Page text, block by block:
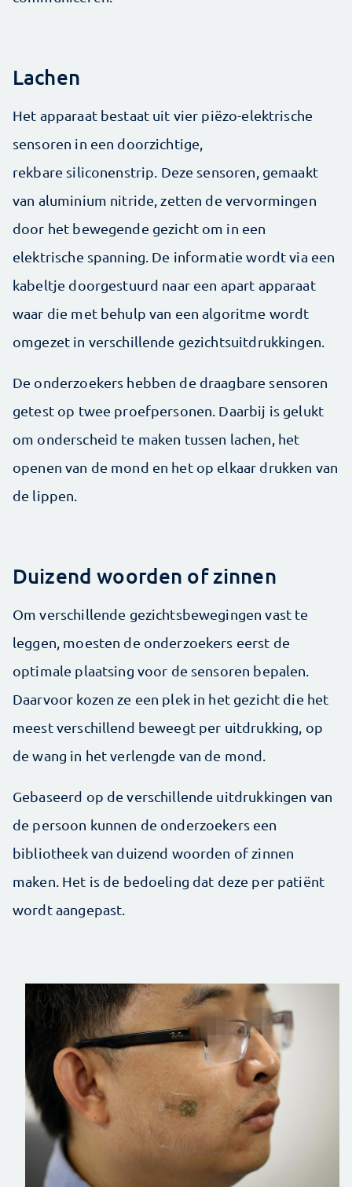
Lachen
Het apparaat bestaat uit vier piëzo-elektrische
sensoren in een doorzichtige,
rekbare siliconenstrip. Deze sensoren, gemaakt
van aluminium nitride, zetten de vervormingen
door het bewegende gezicht om in een
elektrische spanning. De informatie wordt via een
kabeltje doorgestuurd naar een apart apparaat
waar die met behulp van een algoritme wordt
omgezet in verschillende gezichtsuitdrukkingen.
De onderzoekers hebben de draagbare sensoren
getest op twee proefpersonen. Daarbij is gelukt
om onderscheid te maken tussen lachen, het
openen van de mond en het op elkaar drukken van
de lippen.
Duizend woorden of zinnen
Om verschillende gezichtsbewegingen vast te
leggen, moesten de onderzoekers eerst de
optimale plaatsing voor de sensoren bepalen.
Daarvoor kozen ze een plek in het gezicht die het
meest verschillend beweegt per uitdrukking, op
de wang in het verlengde van de mond.
Gebaseerd op de verschillende uitdrukkingen van
de persoon kunnen de onderzoekers een
bibliotheek van duizend woorden of zinnen
maken. Het is de bedoeling dat deze per patiënt
wordt aangepast.